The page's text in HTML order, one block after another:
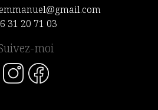
31 20 71 03
moi